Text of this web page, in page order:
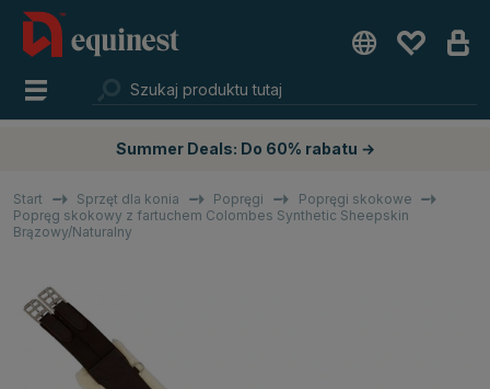
Summer Deals: Do 60% rabatu →
Start Sprzęt dla konia Popręgi
Popręgi skokowe
Popręg skokowy z fartuchem Colombes Synthetic Sheepskin
Brązowy/Naturalny